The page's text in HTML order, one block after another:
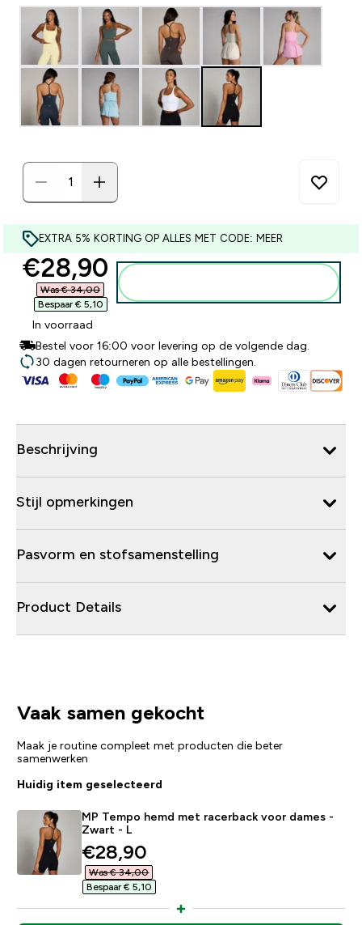
EXTRA 5% KORTING OP ALLES MET CODE: MEER
discounted price
€28,90‎
Was € 34,00‎
Bespaar € 5,10‎
In voorraad
Bestel voor 16:00 voor levering op de volgende dag.
30 dagen retourneren op alle bestellingen.
Beschrijving
Stijl opmerkingen
Pasvorm en stofsamenstelling
Product Details
Vaak samen gekocht
Maak je routine compleet met producten die beter
samenwerken
Huidig item geselecteerd
MP Tempo hemd met racerback voor dames -
Zwart - L
discounted price
€28,90‎
Was € 34,00‎
Bespaar € 5,10‎